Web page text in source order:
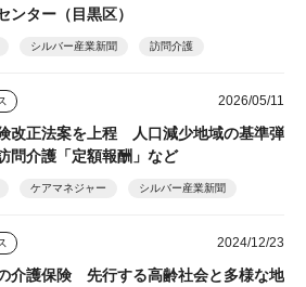
ンター（目黒区）
シルバー産業新聞 訪問介護
2026/05/11
改正法案を上程 人口減少地域の基準弾
問介護「定額報酬」など
ケアマネジャー シルバー産業新聞
2024/12/23
介護保険 先行する高齢社会と多様な地